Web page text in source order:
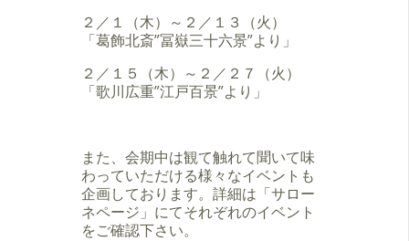
２／１（木）～２／１３（火）
「葛飾北斎”冨嶽三十六景”より」
２／１５（木）～２／２７（火）
「歌川広重”江戸百景”より」
また、会期中は観て触れて聞いて味
わっていただける様々なイベントも
企画しております。詳細は「サロー
ネページ」にてそれぞれのイベント
をご確認下さい。